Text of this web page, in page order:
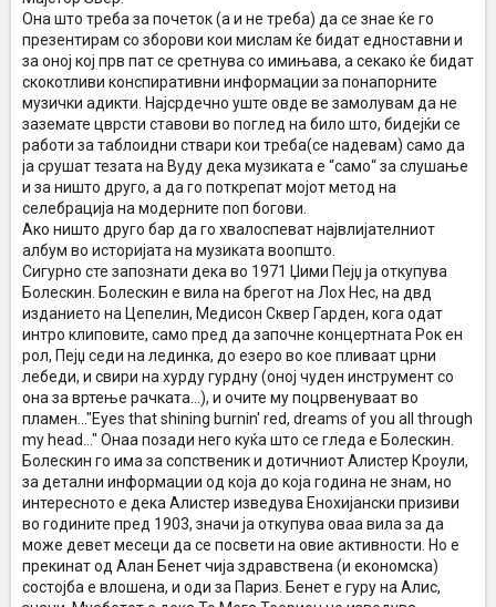
Она што треба за почеток (а и не треба) да се знае ќе го
презентирам со зборови кои мислам ќе бидат едноставни и
за оној кој прв пат се сретнува со имињава, а секако ќе бидат
скокотливи конспиративни информации за понапорните
музички адикти. Најсрдечно уште овде ве замолувам да не
заземате цврсти ставови во поглед на било што, бидејќи се
работи за таблоидни ствари кои треба(се надевам) само да
ја срушат тезата на Вуду дека музиката е “само“ за слушање
и за ништо друго, а да го поткрепат мојот метод на
селебрација на модерните поп богови.
Ако ништо друго бар да го хвалоспеват највлијателниот
албум во историјата на музиката воопшто.
Сигурно сте запознати дека во 1971 Џими Пејџ ја откупува
Болескин. Болескин е вила на брегот на Лох Нес, на двд
изданието на Цепелин, Медисон Сквер Гарден, кога одат
интро клиповите, само пред да започне концертната Рок ен
рол, Пејџ седи на лединка, до езеро во кое пливаат црни
лебеди, и свири на хурду гурдну (оној чуден инструмент со
она за вртење рачката...), и очите му поцрвенуваат во
пламен..."Eyes that shining burnin' red, dreams of you all through
my head..." Онаа позади него куќа што се гледа е Болескин.
Болескин го има за сопственик и дотичниот Алистер Кроули,
за детални информации од која до која година не знам, но
интересното е дека Алистер изведува Енохијански призиви
во годините пред 1903, значи ја откупува оваа вила за да
може девет месеци да се посвети на овие активности. Но е
прекинат од Алан Бенет чија здравствена (и економска)
состојба е влошена, и оди за Париз. Бенет е гуру на Алис,